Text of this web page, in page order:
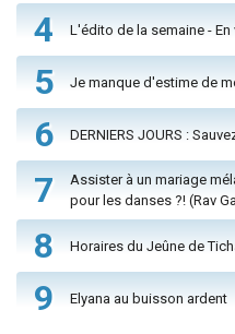
4 L'édito de la semaine -
5 Je manque d'estime de
6 DERNIERS JOURS :
7
Assister à un mariage
pour les danses ?! (Rav
8 Horaires du Jeûne de
9 Elyana au buisson ardent